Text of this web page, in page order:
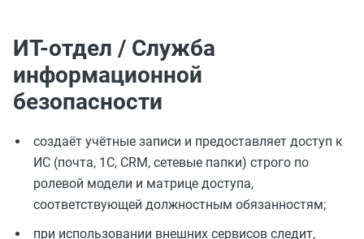
ИТ-отдел / Служба
информационной
безопасности
создаёт учётные записи и предоставляет доступ к
ИС (почта, 1С, CRM, сетевые папки) строго по
ролевой модели и матрице доступа,
соответствующей должностным обязанностям;
при использовании внешних сервисов следит,